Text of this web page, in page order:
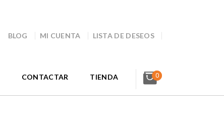
BLOG MI CUENTA LISTA DE DESEOS
CONTACTAR TIENDA 0